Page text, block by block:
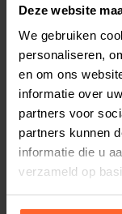
Deze website
We gebruiken
personaliseren,
en om ons
informatie over
partners voor
partners kunnen
informatie die u
verzameld op
geweldige
ze zijn rijk aan
Deze "Fruit
banaan, perzik
fruitsensatie
vorm wordt
gemasseerd
natuurlijke
een frisse
Stel uw
Elke
2 weken
Elke